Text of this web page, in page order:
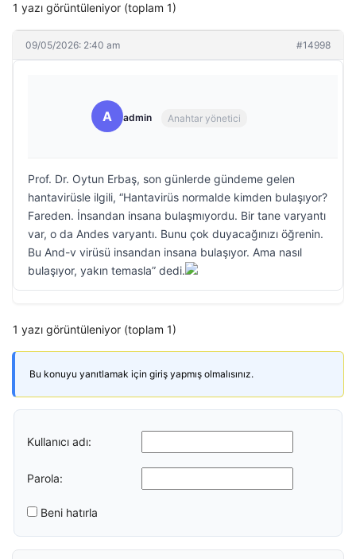
1 yazı görüntüleniyor (toplam 1)
09/05/2026: 2:40 am #14998
A admin Anahtar yönetici
Prof. Dr. Oytun Erbaş, son günlerde gündeme gelen
hantavirüsle ilgili, “Hantavirüs normalde kimden bulaşıyor?
Fareden. İnsandan insana bulaşmıyordu. Bir tane varyantı
var, o da Andes varyantı. Bunu çok duyacağınızı öğrenin.
Bu And-v virüsü insandan insana bulaşıyor. Ama nasıl
bulaşıyor, yakın temasla” dedi.
1 yazı görüntüleniyor (toplam 1)
Bu konuyu yanıtlamak için giriş yapmış olmalısınız.
Kullanıcı adı:
Parola:
Beni hatırla